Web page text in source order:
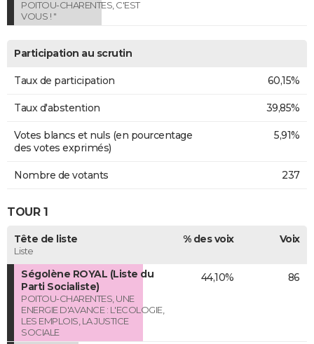
POITOU-CHARENTES, C'EST
VOUS ! "
Participation au scrutin
Taux de participation 60,15%
Taux d'abstention 39,85%
Votes blancs et nuls (en pourcentage
des votes exprimés)
5,91%
Nombre de votants 237
TOUR 1
Tête de liste
Liste
% des voix Voix
Ségolène ROYAL (Liste du
Parti Socialiste)
POITOU-CHARENTES, UNE
ENERGIE D'AVANCE : L'ECOLOGIE,
LES EMPLOIS, LA JUSTICE
SOCIALE
44,10% 86